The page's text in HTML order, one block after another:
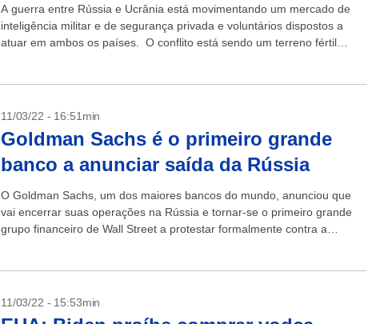
A guerra entre Rússia e Ucrânia está movimentando um mercado de
inteligência militar e de segurança privada e voluntários dispostos a
atuar em ambos os países. O conflito está sendo um terreno fértil
11/03/22 - 16:51min
Goldman Sachs é o primeiro grande
banco a anunciar saída da Rússia
O Goldman Sachs, um dos maiores bancos do mundo, anunciou que
vai encerrar suas operações na Rússia e tornar-se o primeiro grande
grupo financeiro de Wall Street a protestar formalmente contra a
11/03/22 - 15:53min